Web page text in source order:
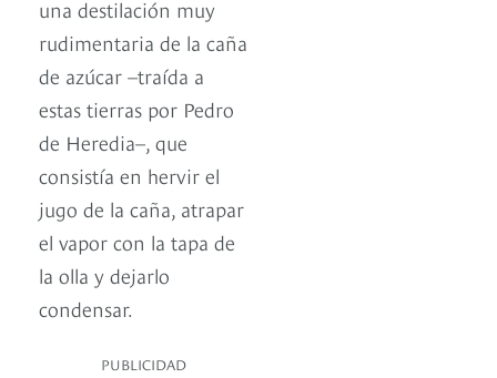
una destilación muy
rudimentaria de la caña
de azúcar –traída a
estas tierras por Pedro
de Heredia–, que
consistía en hervir el
jugo de la caña, atrapar
el vapor con la tapa de
la olla y dejarlo
condensar.
PUBLICIDAD